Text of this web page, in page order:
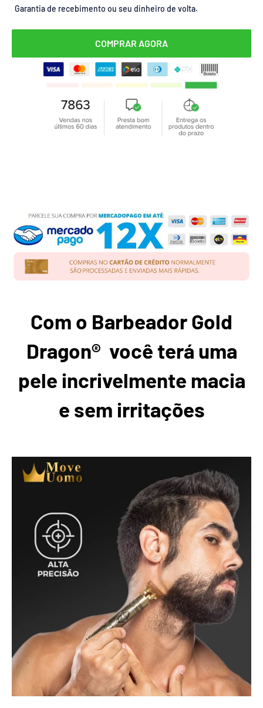
Garantia de recebimento ou seu dinheiro de volta.
COMPRAR AGORA
Com o Barbeador Gold
Dragon® você terá uma
pele incrivelmente macia
e sem irritações